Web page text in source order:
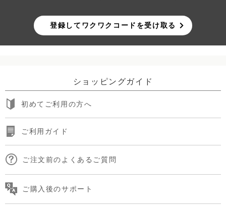
登録してワクワクコードを受け取る
ショッピングガイド
初めてご利用の方へ
ご利用ガイド
ご注文前のよくあるご質問
ご購入後のサポート